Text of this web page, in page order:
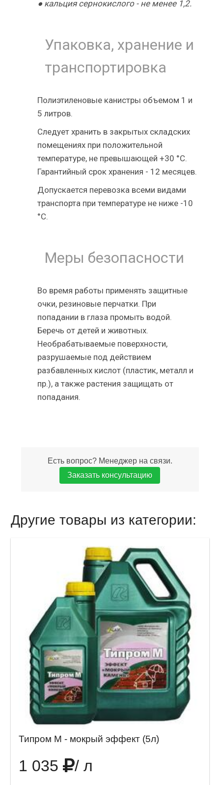
● кальция сернокислого - не менее 1,2.
Упаковка, хранение и
транспортировка
Полиэтиленовые канистры объемом 1 и
5 литров.
Следует хранить в закрытых складских
помещениях при положительной
температуре, не превышающей +30 °С.
Гарантийный срок хранения - 12 месяцев.
Допускается перевозка всеми видами
транспорта при температуре не ниже -10
°С.
Меры безопасности
Во время работы применять защитные
очки, резиновые перчатки. При
попадании в глаза промыть водой.
Беречь от детей и животных.
Необрабатываемые поверхности,
разрушаемые под действием
разбавленных кислот (пластик, металл и
пр.), а также растения защищать от
попадания.
Есть вопрос? Менеджер на связи.
Заказать консультацию
Другие товары из категории:
Типром М - мокрый эффект (5л)
1 035 / л